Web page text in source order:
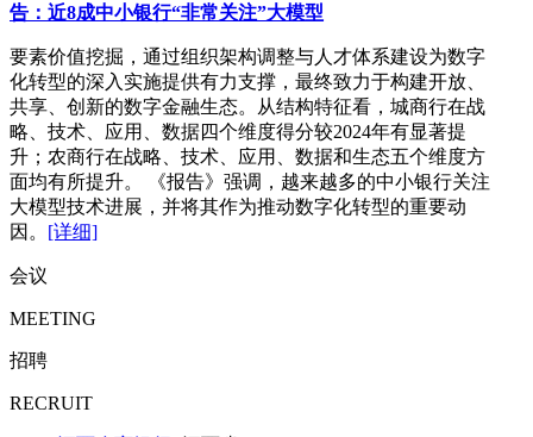
告：近8成中小银行“非常关注”大模型
要素价值挖掘，通过组织架构调整与人才体系建设为数字
化转型的深入实施提供有力支撑，最终致力于构建开放、
共享、创新的数字金融生态。从结构特征看，城商行在战
略、技术、应用、数据四个维度得分较2024年有显著提
升；农商行在战略、技术、应用、数据和生态五个维度方
面均有所提升。 《报告》强调，越来越多的中小银行关注
大模型技术进展，并将其作为推动数字化转型的重要动
因。 [详细]
会议
MEETING
招聘
RECRUIT